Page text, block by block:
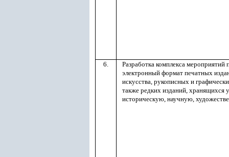
6.
Разработка комплекса
электронный формат печатных
искусства, рукописных и
также редких изданий, хранящихся
историческую, научную,